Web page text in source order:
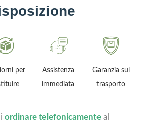
per
Assistenza
immediata
Garanzia sul
trasporto
ordinare telefonicamente al